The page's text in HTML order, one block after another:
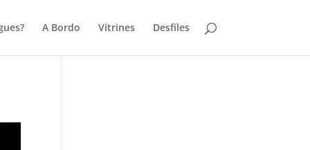
A Bordo Vitrines Desfiles